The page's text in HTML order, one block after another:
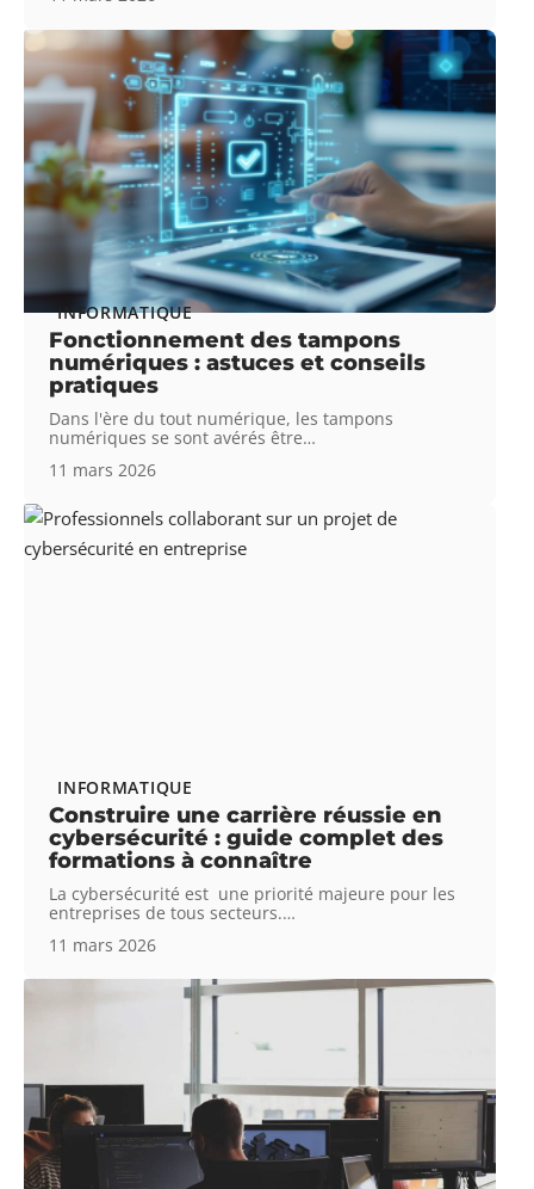
INFORMATIQUE
Fonctionnement des tampons
numériques : astuces et conseils
pratiques
Dans l'ère du tout numérique, les tampons
numériques se sont avérés être…
11 mars 2026
INFORMATIQUE
Construire une carrière réussie en
cybersécurité : guide complet des
formations à connaître
La cybersécurité est une priorité majeure pour les
entreprises de tous secteurs.…
11 mars 2026